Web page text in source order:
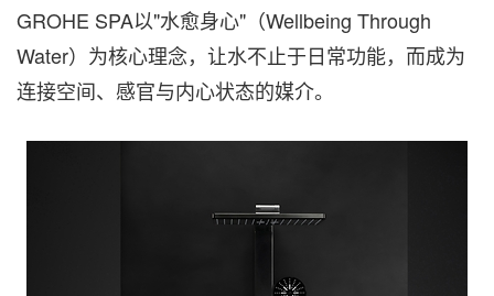
GROHE SPA以"水愈身心"（Wellbeing Through
Water）为核心理念，让水不止于日常功能，而成为
连接空间、感官与内心状态的媒介。